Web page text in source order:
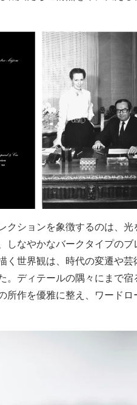
クションを象徴するのは、
しなやかなバークタイプの
く世界観は、時代の変遷や
。ディテールの隅々にまで
所作を優雅に整え、ワード